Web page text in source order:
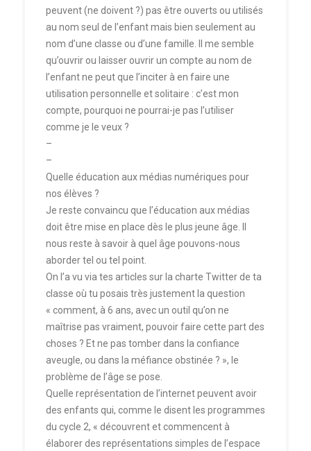
peuvent (ne doivent ?) pas être ouverts ou utilisés
au nom seul de l’enfant mais bien seulement au
nom d’une classe ou d’une famille. Il me semble
qu’ouvrir ou laisser ouvrir un compte au nom de
l’enfant ne peut que l’inciter à en faire une
utilisation personnelle et solitaire : c’est mon
compte, pourquoi ne pourrai-je pas l’utiliser
comme je le veux ?
–
–
Quelle éducation aux médias numériques pour
nos élèves ?
Je reste convaincu que l’éducation aux médias
doit être mise en place dès le plus jeune âge. Il
nous reste à savoir à quel âge pouvons-nous
aborder tel ou tel point.
On l’a vu via tes articles sur la charte Twitter de ta
classe où tu posais très justement la question
« comment, à 6 ans, avec un outil qu’on ne
maîtrise pas vraiment, pouvoir faire cette part des
choses ? Et ne pas tomber dans la confiance
aveugle, ou dans la méfiance obstinée ? », le
problème de l’âge se pose.
Quelle représentation de l’internet peuvent avoir
des enfants qui, comme le disent les programmes
du cycle 2, « découvrent et commencent à
élaborer des représentations simples de l’espace